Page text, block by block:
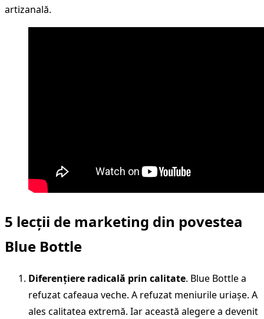
artizanală.
5 lecții de marketing din povestea
Blue Bottle
Diferențiere radicală prin calitate. Blue Bottle a
refuzat cafeaua veche. A refuzat meniurile uriașe. A
ales calitatea extremă. Iar această alegere a devenit